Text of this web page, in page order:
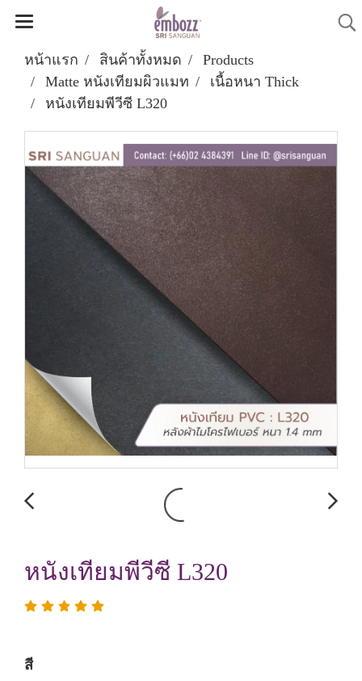
หน้าแรก สินค้าทั้งหมด
Products
Matte หนังเทียมผิวแมท
เนื้อหนา Thick
หนังเทียมพีวีซี L320
หนังเทียมพีวีซี L320
สี